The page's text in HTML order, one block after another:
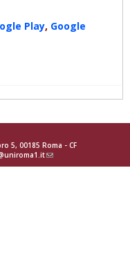
Play, Google
5, 00185 Roma - CF
(link
sends